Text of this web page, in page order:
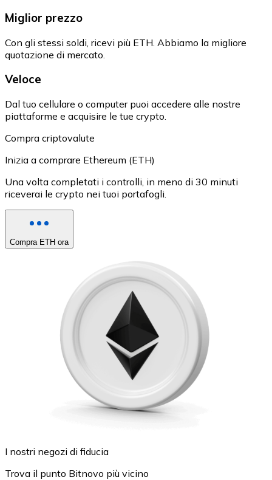
Miglior prezzo
Con gli stessi soldi, ricevi più ETH. Abbiamo la migliore
quotazione di mercato.
Veloce
Dal tuo cellulare o computer puoi accedere alle nostre
piattaforme e acquisire le tue crypto.
Compra criptovalute
Inizia a comprare Ethereum (ETH)
Una volta completati i controlli, in meno di 30 minuti
riceverai le crypto nei tuoi portafogli.
Compra ETH ora
I nostri negozi di fiducia
Trova il punto Bitnovo più vicino